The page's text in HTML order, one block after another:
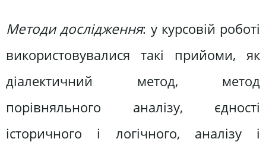
Методи дослідження: у курсовій роботі
використовувалися такі прийоми, як
діалектичний метод, метод
порівняльного аналізу, єдності
історичного і логічного, аналізу і